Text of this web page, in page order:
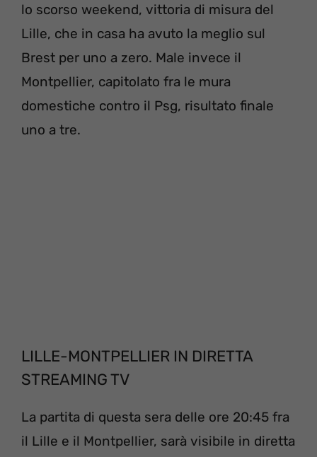
lo scorso weekend, vittoria di misura del
Lille, che in casa ha avuto la meglio sul
Brest per uno a zero. Male invece il
Montpellier, capitolato fra le mura
domestiche contro il Psg, risultato finale
uno a tre.
LILLE-MONTPELLIER IN DIRETTA
STREAMING TV
La partita di questa sera delle ore 20:45 fra
il Lille e il Montpellier, sarà visibile in diretta